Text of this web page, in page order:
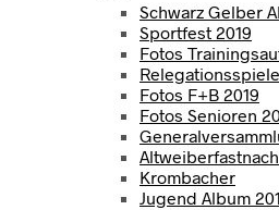
Schwarz Gelber
Sportfest 2019
Fotos
Fotos F+B 2019
Fotos Senioren
Krombacher
Jugend Album